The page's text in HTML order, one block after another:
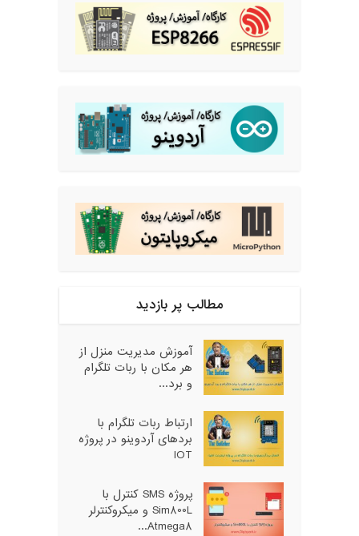
مطالب پر بازدید
آموزش مدیریت منزل از
هر مکان با ربات تلگرام
و برد...
ارتباط ربات تلگرام با
بردهای آردوینو در پروژه
IOT
پروژه SMS کنترل با
Sim800L و میکروکنترلر
Atmega8...